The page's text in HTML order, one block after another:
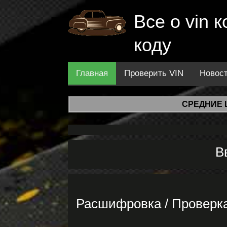
Все о vin
коду
Главная Проверить VIN
СРЕДНИЕ
Расшифровка /